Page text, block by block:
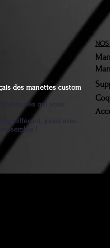
des manettes custom
qui vous
différent. jouez avec
!